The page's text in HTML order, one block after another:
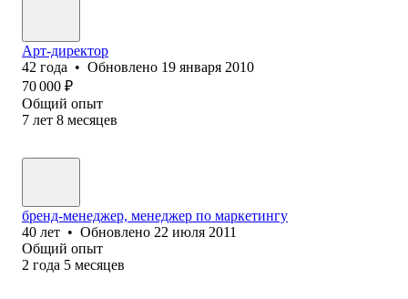
Арт-директор
42 года • Обновлено 19 января 2010
70 000 ₽
Общий опыт
7 лет 8 месяцев
бренд-менеджер, менеджер по маркетингу
40 лет • Обновлено 22 июля 2011
Общий опыт
2 года 5 месяцев